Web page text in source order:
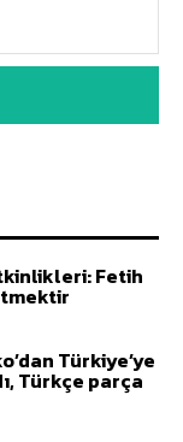
Fetih
Türkiye’ye
Türkçe parça